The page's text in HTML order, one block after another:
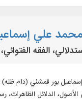
محمد علي
بور قمشئي (دام
الدلائل الظاهرات،